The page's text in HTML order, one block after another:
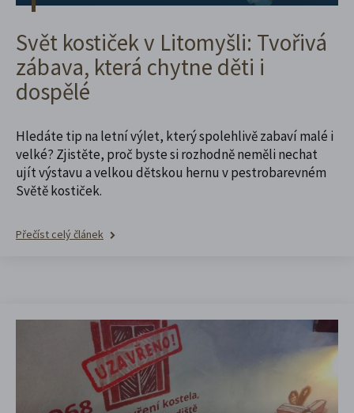
Svět kostiček v Litomyšli: Tvořivá
zábava, která chytne děti i
dospělé
Hledáte tip na letní výlet, který spolehlivě zabaví malé i
velké? Zjistěte, proč byste si rozhodně neměli nechat
ujít výstavu a velkou dětskou hernu v pestrobarevném
Světě kostiček.
Přečíst celý článek